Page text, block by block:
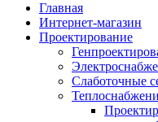
Главная
Интернет-магазин
Проектирование
Слаботочные